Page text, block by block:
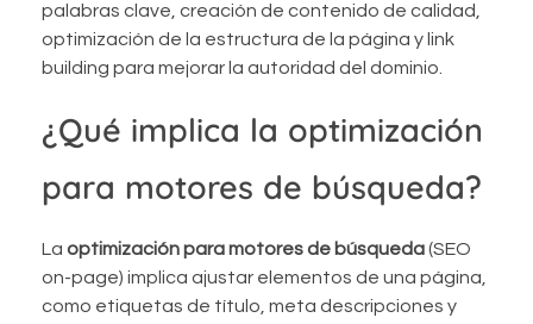
palabras clave, creación de contenido de calidad,
optimización de la estructura de la página y link
building para mejorar la autoridad del dominio.
¿Qué implica la optimización
para motores de búsqueda?
La optimización para motores de búsqueda(SEO
on-page) implica ajustar elementos de una página,
como etiquetas de título, meta descripciones y